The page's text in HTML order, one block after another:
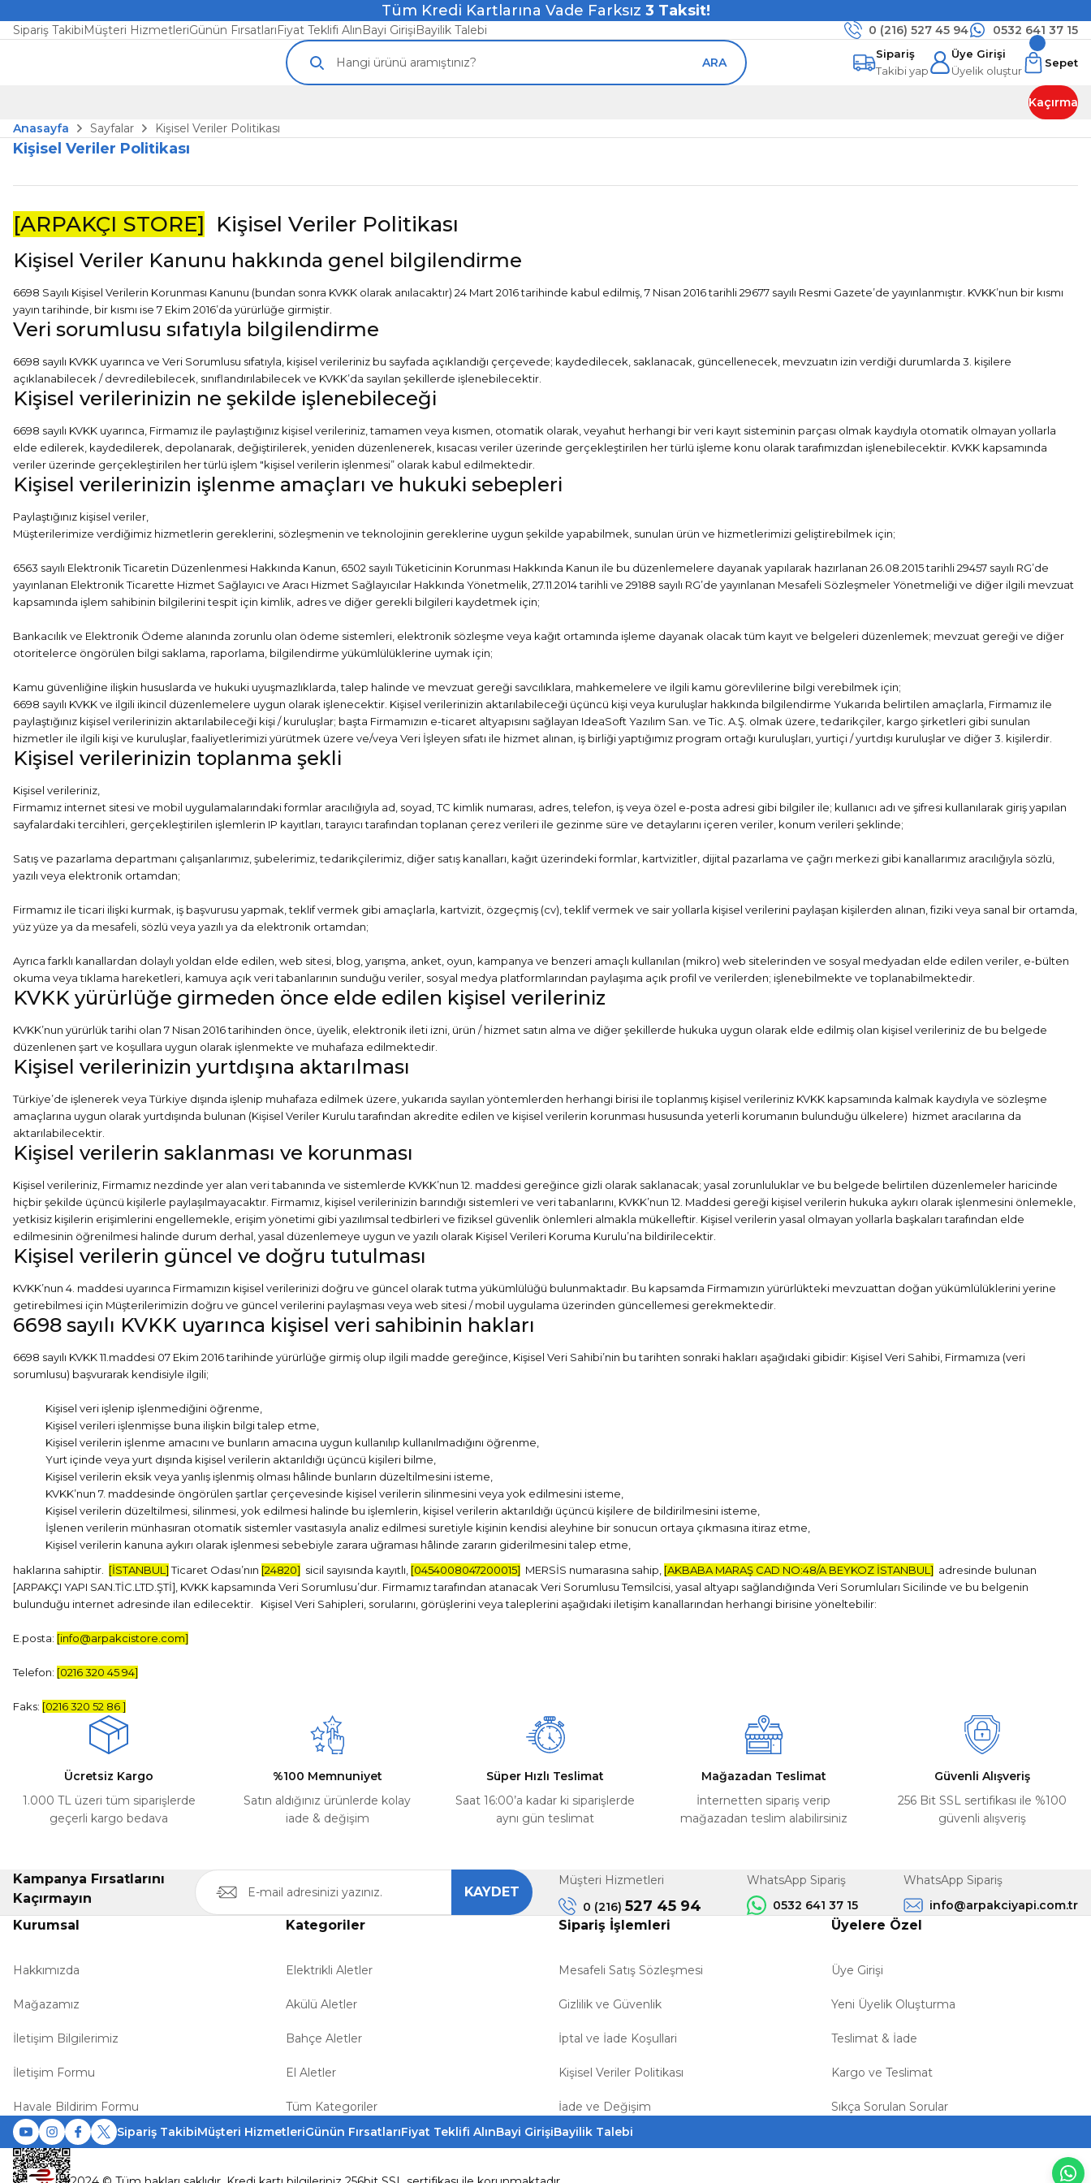
Tüm Kredi Kartlarına Vade Farksız 3 Taksit!
Sipariş TakibiMüşteri HizmetleriGünün FırsatlarıFiyat Teklifi AlınBayi GirişiBayilik Talebi 0 (216) 527 45 94 0532 641 37 15
ARA
Sipariş
Takibi yap
Üye Girişi
Üyelik oluştur
Sepet
Kaçırma
Anasayfa
Sayfalar Kişisel Veriler Politikası
Kişisel Veriler Politikası
[ARPAKÇI STORE] Kişisel Veriler Politikası
Kişisel Veriler Kanunu hakkında genel bilgilendirme
6698 Sayılı Kişisel Verilerin Korunması Kanunu (bundan sonra KVKK olarak anılacaktır) 24 Mart 2016 tarihinde kabul edilmiş, 7 Nisan 2016 tarihli 29677 sayılı Resmi Gazete’de yayınlanmıştır. KVKK’nun bir kısmı
yayın tarihinde, bir kısmı ise 7 Ekim 2016’da yürürlüğe girmiştir.
Veri sorumlusu sıfatıyla bilgilendirme
6698 sayılı KVKK uyarınca ve Veri Sorumlusu sıfatıyla, kişisel verileriniz bu sayfada açıklandığı çerçevede; kaydedilecek, saklanacak, güncellenecek, mevzuatın izin verdiği durumlarda 3. kişilere
açıklanabilecek / devredilebilecek, sınıflandırılabilecek ve KVKK’da sayılan şekillerde işlenebilecektir.
Kişisel verilerinizin ne şekilde işlenebileceği
6698 sayılı KVKK uyarınca, Firmamız ile paylaştığınız kişisel verileriniz, tamamen veya kısmen, otomatik olarak, veyahut herhangi bir veri kayıt sisteminin parçası olmak kaydıyla otomatik olmayan yollarla
elde edilerek, kaydedilerek, depolanarak, değiştirilerek, yeniden düzenlenerek, kısacası veriler üzerinde gerçekleştirilen her türlü işleme konu olarak tarafımızdan işlenebilecektir. KVKK kapsamında
veriler üzerinde gerçekleştirilen her türlü işlem "kişisel verilerin işlenmesi” olarak kabul edilmektedir.
Kişisel verilerinizin işlenme amaçları ve hukuki sebepleri
Paylaştığınız kişisel veriler,
Müşterilerimize verdiğimiz hizmetlerin gereklerini, sözleşmenin ve teknolojinin gereklerine uygun şekilde yapabilmek, sunulan ürün ve hizmetlerimizi geliştirebilmek için;
6563 sayılı Elektronik Ticaretin Düzenlenmesi Hakkında Kanun, 6502 sayılı Tüketicinin Korunması Hakkında Kanun ile bu düzenlemelere dayanak yapılarak hazırlanan 26.08.2015 tarihli 29457 sayılı RG’de
yayınlanan Elektronik Ticarette Hizmet Sağlayıcı ve Aracı Hizmet Sağlayıcılar Hakkında Yönetmelik, 27.11.2014 tarihli ve 29188 sayılı RG’de yayınlanan Mesafeli Sözleşmeler Yönetmeliği ve diğer ilgili mevzuat
kapsamında işlem sahibinin bilgilerini tespit için kimlik, adres ve diğer gerekli bilgileri kaydetmek için;
Bankacılık ve Elektronik Ödeme alanında zorunlu olan ödeme sistemleri, elektronik sözleşme veya kağıt ortamında işleme dayanak olacak tüm kayıt ve belgeleri düzenlemek; mevzuat gereği ve diğer
otoritelerce öngörülen bilgi saklama, raporlama, bilgilendirme yükümlülüklerine uymak için;
Kamu güvenliğine ilişkin hususlarda ve hukuki uyuşmazlıklarda, talep halinde ve mevzuat gereği savcılıklara, mahkemelere ve ilgili kamu görevlilerine bilgi verebilmek için;
6698 sayılı KVKK ve ilgili ikincil düzenlemelere uygun olarak işlenecektir. Kişisel verilerinizin aktarılabileceği üçüncü kişi veya kuruluşlar hakkında bilgilendirme Yukarıda belirtilen amaçlarla, Firmamız ile
paylaştığınız kişisel verilerinizin aktarılabileceği kişi / kuruluşlar; başta Firmamızın e-ticaret altyapısını sağlayan IdeaSoft Yazılım San. ve Tic. A.Ş. olmak üzere, tedarikçiler, kargo şirketleri gibi sunulan
hizmetler ile ilgili kişi ve kuruluşlar, faaliyetlerimizi yürütmek üzere ve/veya Veri İşleyen sıfatı ile hizmet alınan, iş birliği yaptığımız program ortağı kuruluşları, yurtiçi / yurtdışı kuruluşlar ve diğer 3. kişilerdir.
Kişisel verilerinizin toplanma şekli
Kişisel verileriniz,
Firmamız internet sitesi ve mobil uygulamalarındaki formlar aracılığıyla ad, soyad, TC kimlik numarası, adres, telefon, iş veya özel e-posta adresi gibi bilgiler ile; kullanıcı adı ve şifresi kullanılarak giriş yapılan
sayfalardaki tercihleri, gerçekleştirilen işlemlerin IP kayıtları, tarayıcı tarafından toplanan çerez verileri ile gezinme süre ve detaylarını içeren veriler, konum verileri şeklinde;
Satış ve pazarlama departmanı çalışanlarımız, şubelerimiz, tedarikçilerimiz, diğer satış kanalları, kağıt üzerindeki formlar, kartvizitler, dijital pazarlama ve çağrı merkezi gibi kanallarımız aracılığıyla sözlü,
yazılı veya elektronik ortamdan;
Firmamız ile ticari ilişki kurmak, iş başvurusu yapmak, teklif vermek gibi amaçlarla, kartvizit, özgeçmiş (cv), teklif vermek ve sair yollarla kişisel verilerini paylaşan kişilerden alınan, fiziki veya sanal bir ortamda,
yüz yüze ya da mesafeli, sözlü veya yazılı ya da elektronik ortamdan;
Ayrıca farklı kanallardan dolaylı yoldan elde edilen, web sitesi, blog, yarışma, anket, oyun, kampanya ve benzeri amaçlı kullanılan (mikro) web sitelerinden ve sosyal medyadan elde edilen veriler, e-bülten
okuma veya tıklama hareketleri, kamuya açık veri tabanlarının sunduğu veriler, sosyal medya platformlarından paylaşıma açık profil ve verilerden; işlenebilmekte ve toplanabilmektedir.
KVKK yürürlüğe girmeden önce elde edilen kişisel verileriniz
KVKK’nun yürürlük tarihi olan 7 Nisan 2016 tarihinden önce, üyelik, elektronik ileti izni, ürün / hizmet satın alma ve diğer şekillerde hukuka uygun olarak elde edilmiş olan kişisel verileriniz de bu belgede
düzenlenen şart ve koşullara uygun olarak işlenmekte ve muhafaza edilmektedir.
Kişisel verilerinizin yurtdışına aktarılması
Türkiye’de işlenerek veya Türkiye dışında işlenip muhafaza edilmek üzere, yukarıda sayılan yöntemlerden herhangi birisi ile toplanmış kişisel verileriniz KVKK kapsamında kalmak kaydıyla ve sözleşme
amaçlarına uygun olarak yurtdışında bulunan (Kişisel Veriler Kurulu tarafından akredite edilen ve kişisel verilerin korunması hususunda yeterli korumanın bulunduğu ülkelere) hizmet aracılarına da
aktarılabilecektir.
Kişisel verilerin saklanması ve korunması
Kişisel verileriniz, Firmamız nezdinde yer alan veri tabanında ve sistemlerde KVKK’nun 12. maddesi gereğince gizli olarak saklanacak; yasal zorunluluklar ve bu belgede belirtilen düzenlemeler haricinde
hiçbir şekilde üçüncü kişilerle paylaşılmayacaktır. Firmamız, kişisel verilerinizin barındığı sistemleri ve veri tabanlarını, KVKK’nun 12. Maddesi gereği kişisel verilerin hukuka aykırı olarak işlenmesini önlemekle,
yetkisiz kişilerin erişimlerini engellemekle, erişim yönetimi gibi yazılımsal tedbirleri ve fiziksel güvenlik önlemleri almakla mükelleftir. Kişisel verilerin yasal olmayan yollarla başkaları tarafından elde
edilmesinin öğrenilmesi halinde durum derhal, yasal düzenlemeye uygun ve yazılı olarak Kişisel Verileri Koruma Kurulu’na bildirilecektir.
Kişisel verilerin güncel ve doğru tutulması
KVKK’nun 4. maddesi uyarınca Firmamızın kişisel verilerinizi doğru ve güncel olarak tutma yükümlülüğü bulunmaktadır. Bu kapsamda Firmamızın yürürlükteki mevzuattan doğan yükümlülüklerini yerine
getirebilmesi için Müşterilerimizin doğru ve güncel verilerini paylaşması veya web sitesi / mobil uygulama üzerinden güncellemesi gerekmektedir.
6698 sayılı KVKK uyarınca kişisel veri sahibinin hakları
6698 sayılı KVKK 11.maddesi 07 Ekim 2016 tarihinde yürürlüğe girmiş olup ilgili madde gereğince, Kişisel Veri Sahibi’nin bu tarihten sonraki hakları aşağıdaki gibidir: Kişisel Veri Sahibi, Firmamıza (veri
sorumlusu) başvurarak kendisiyle ilgili;
Kişisel veri işlenip işlenmediğini öğrenme,
Kişisel verileri işlenmişse buna ilişkin bilgi talep etme,
Kişisel verilerin işlenme amacını ve bunların amacına uygun kullanılıp kullanılmadığını öğrenme,
Yurt içinde veya yurt dışında kişisel verilerin aktarıldığı üçüncü kişileri bilme,
Kişisel verilerin eksik veya yanlış işlenmiş olması hâlinde bunların düzeltilmesini isteme,
KVKK’nun 7. maddesinde öngörülen şartlar çerçevesinde kişisel verilerin silinmesini veya yok edilmesini isteme,
Kişisel verilerin düzeltilmesi, silinmesi, yok edilmesi halinde bu işlemlerin, kişisel verilerin aktarıldığı üçüncü kişilere de bildirilmesini isteme,
İşlenen verilerin münhasıran otomatik sistemler vasıtasıyla analiz edilmesi suretiyle kişinin kendisi aleyhine bir sonucun ortaya çıkmasına itiraz etme,
Kişisel verilerin kanuna aykırı olarak işlenmesi sebebiyle zarara uğraması hâlinde zararın giderilmesini talep etme,
haklarına sahiptir. [İSTANBUL]Ticaret Odası’nın [24820] sicil sayısında kayıtlı, [0454008047200015] MERSİS numarasına sahip, [AKBABA MARAŞ CAD NO:48/A BEYKOZ İSTANBUL] adresinde bulunan
[ARPAKÇI YAPI SAN.TİC.LTD.ŞTİ], KVKK kapsamında Veri Sorumlusu’dur. Firmamız tarafından atanacak Veri Sorumlusu Temsilcisi, yasal altyapı sağlandığında Veri Sorumluları Sicilinde ve bu belgenin
bulunduğu internet adresinde ilan edilecektir. Kişisel Veri Sahipleri, sorularını, görüşlerini veya taleplerini aşağıdaki iletişim kanallarından herhangi birisine yöneltebilir:
E.posta: [info@arpakcistore.com]
Telefon: [0216 320 45 94]
Faks: [0216 320 52 86 ]
Ücretsiz Kargo
1.000 TL üzeri tüm siparişlerde
geçerli kargo bedava
%100 Memnuniyet
Satın aldığınız ürünlerde kolay
iade & değişim
Süper Hızlı Teslimat
Saat 16:00’a kadar ki siparişlerde
aynı gün teslimat
Mağazadan Teslimat
İnternetten sipariş verip
mağazadan teslim alabilirsiniz
Güvenli Alışveriş
256 Bit SSL sertifikası ile %100
güvenli alışveriş
Kampanya Fırsatlarını
Kaçırmayın
KAYDET
Müşteri Hizmetleri
0 (216) 527 45 94
WhatsApp Sipariş
0532 641 37 15
WhatsApp Sipariş
info@arpakciyapi.com.tr
Kurumsal
Hakkımızda
Mağazamız
İletişim Bilgilerimiz
İletişim Formu
Havale Bildirim Formu
Kategoriler
Elektrikli Aletler
Akülü Aletler
Bahçe Aletler
El Aletler
Tüm Kategoriler
Sipariş İşlemleri
Mesafeli Satış Sözleşmesi
Gizlilik ve Güvenlik
İptal ve İade Koşullari
Kişisel Veriler Politikası
İade ve Değişim
Üyelere Özel
Üye Girişi
Yeni Üyelik Oluşturma
Teslimat & İade
Kargo ve Teslimat
Sıkça Sorulan Sorular
Sipariş TakibiMüşteri HizmetleriGünün FırsatlarıFiyat Teklifi AlınBayi GirişiBayilik Talebi